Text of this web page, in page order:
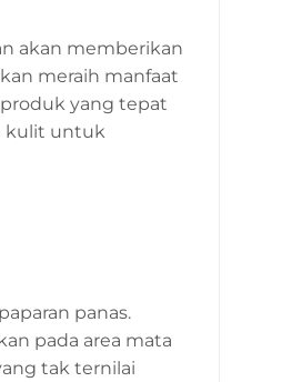
akan memberikan
meraih manfaat
yang tepat
kulit untuk
panas.
pada area mata
tak ternilai